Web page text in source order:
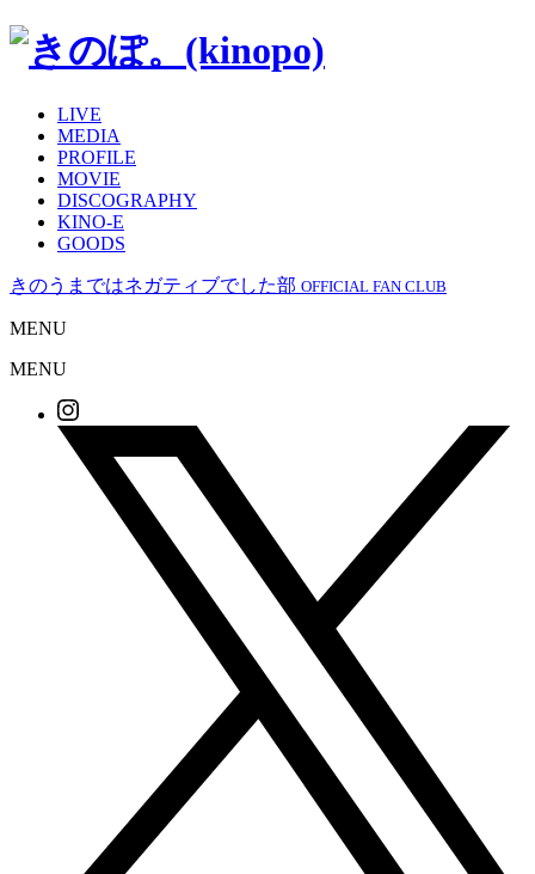
LIVE
MEDIA
PROFILE
MOVIE
DISCOGRAPHY
KINO-E
GOODS
きのうまではネガティブでした部 OFFICIAL FAN CLUB
MENU
MENU